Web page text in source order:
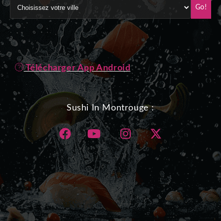
Go!
Télécharger App Android
Sushi In Montrouge :